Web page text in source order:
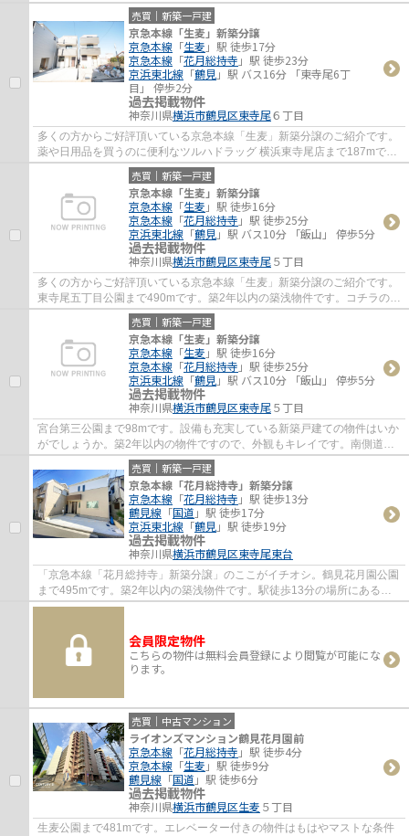
で日当たりがいいです。横浜市鶴見区エリ...
売買｜新築一戸建
京急本線「生麦」新築分譲
京急本線 「生麦 」駅 徒歩17分
京急本線 「花月総持寺 」駅 徒歩23分
京浜東北線 「鶴見」駅 バス16分 「東寺尾6丁
目」 停歩2分
過去掲載物件
神奈川県横浜市鶴見区東寺尾６丁目
多くの方からご好評頂いている京急本線「生麦」新築分譲のご紹介です。
薬や日用品を買うのに便利なツルハドラッグ 横浜東寺尾店まで187mで
す。綺麗で清潔感のある室内が新築戸建ての特...
売買｜新築一戸建
京急本線「生麦」新築分譲
京急本線 「生麦 」駅 徒歩16分
京急本線 「花月総持寺 」駅 徒歩25分
京浜東北線 「鶴見」駅 バス10分 「飯山」 停歩5分
過去掲載物件
神奈川県横浜市鶴見区東寺尾５丁目
多くの方からご好評頂いている京急本線「生麦」新築分譲のご紹介です。
東寺尾五丁目公園まで490mです。築2年以内の築浅物件です。コチラの物
件は、新築の戸建て物件で設備も充実してい...
売買｜新築一戸建
京急本線「生麦」新築分譲
京急本線 「生麦 」駅 徒歩16分
京急本線 「花月総持寺 」駅 徒歩25分
京浜東北線 「鶴見」駅 バス10分 「飯山」 停歩5分
過去掲載物件
神奈川県横浜市鶴見区東寺尾５丁目
宮台第三公園まで98mです。設備も充実している新築戸建ての物件はいか
がでしょうか。築2年以内の物件ですので、外観もキレイです。南側道路
に面しているため、日当たりを確保する事が...
売買｜新築一戸建
京急本線「花月総持寺」新築分譲
京急本線 「花月総持寺 」駅 徒歩13分
鶴見線 「国道 」駅 徒歩17分
京浜東北線 「鶴見」駅 徒歩19分
過去掲載物件
神奈川県横浜市鶴見区東寺尾東台
「京急本線「花月総持寺」新築分譲」のここがイチオシ。鶴見花月園公園
まで495mです。築2年以内の築浅物件です。駅徒歩13分の場所にある物
件です。横浜市鶴見区にある一戸建てのお問い...
会員限定物件
こちらの物件は無料会員登録により閲覧が可能にな
ります。
売買｜中古マンション
ライオンズマンション鶴見花月園前
京急本線 「花月総持寺 」駅 徒歩4分
京急本線 「生麦 」駅 徒歩9分
鶴見線 「国道 」駅 徒歩6分
過去掲載物件
神奈川県横浜市鶴見区生麦 ５丁目
生麦公園まで481mです。エレベーター付きの物件はもはやマストな条件